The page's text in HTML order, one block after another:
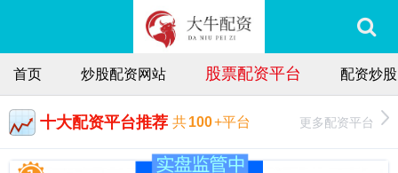
首页 炒股配资网站 股票配资平台 配资炒股
十大配资平台推荐 共100+平台 更多配资平台